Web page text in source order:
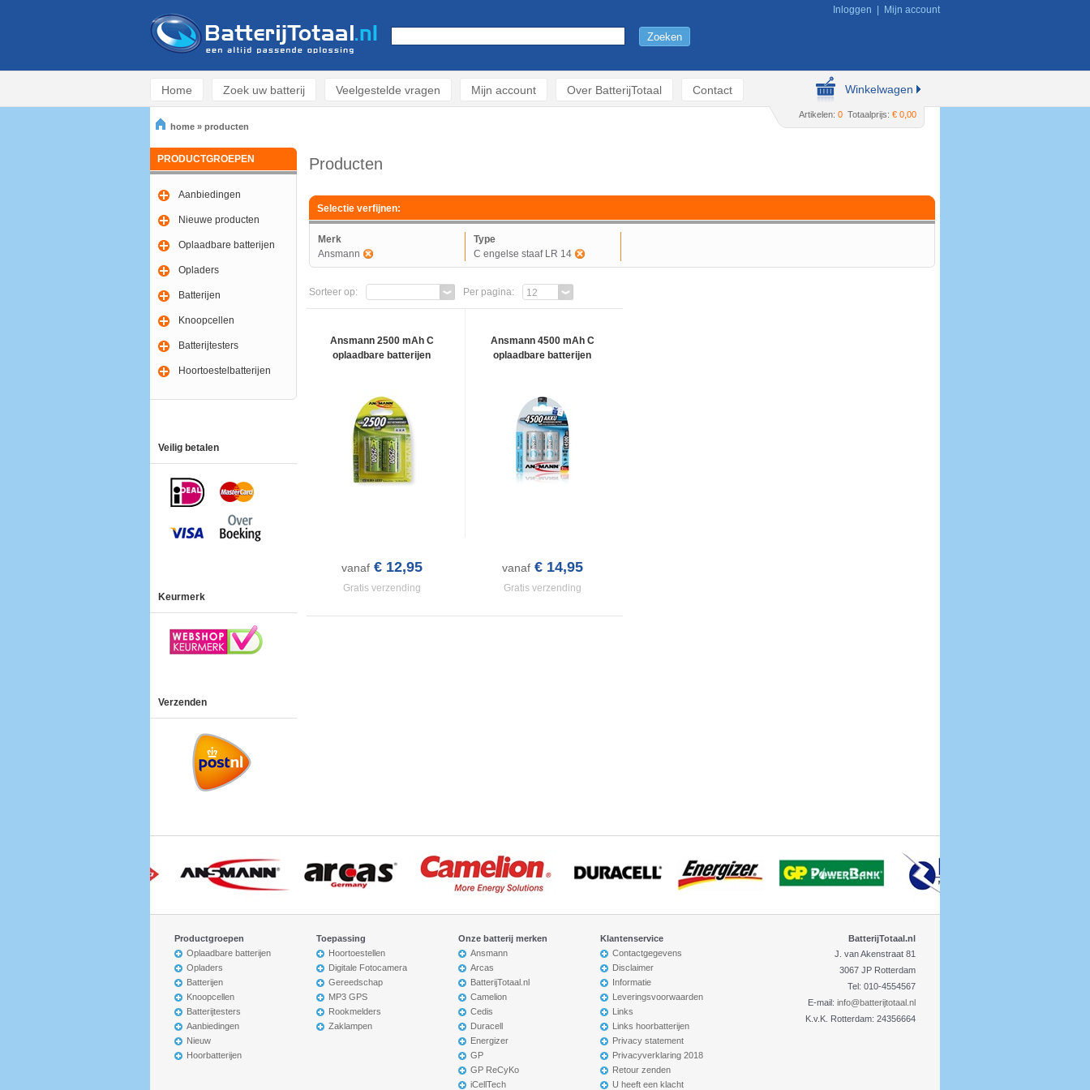
Inloggen Mijn account
Home Zoek uw batterij Veelgestelde vragen Mijn account Over BatterijTotaal Contact Winkelwagen
Artikelen: 0 Totaalprijs: € 0,00
home » producten
PRODUCTGROEPEN
Aanbiedingen
Nieuwe producten
Oplaadbare batterijen
Opladers
Batterijen
Knoopcellen
Batterijtesters
Hoortoestelbatterijen
Veilig betalen
Keurmerk
Verzenden
Producten
Selectie verfijnen:
Merk
Ansmann
Type
C engelse staaf LR 14
Sorteer op: Per pagina: 12
Ansmann 2500 mAh C
oplaadbare batterijen
vanaf € 12,95
Gratis verzending
Ansmann 4500 mAh C
oplaadbare batterijen
vanaf € 14,95
Gratis verzending
Productgroepen
Oplaadbare batterijen
Opladers
Batterijen
Knoopcellen
Batterijtesters
Aanbiedingen
Nieuw
Hoorbatterijen
Toepassing
Hoortoestellen
Digitale Fotocamera
Gereedschap
MP3 GPS
Rookmelders
Zaklampen
Onze batterij merken
Ansmann
Arcas
BatterijTotaal.nl
Camelion
Cedis
Duracell
Energizer
GP
GP ReCyKo
iCellTech
Klantenservice
Contactgegevens
Disclaimer
Informatie
Leveringsvoorwaarden
Links
Links hoorbatterijen
Privacy statement
Privacyverklaring 2018
Retour zenden
U heeft een klacht
BatterijTotaal.nl
J. van Akenstraat 81
3067 JP Rotterdam
Tel: 010-4554567
E-mail: info@batterijtotaal.nl
K.v.K. Rotterdam: 24356664